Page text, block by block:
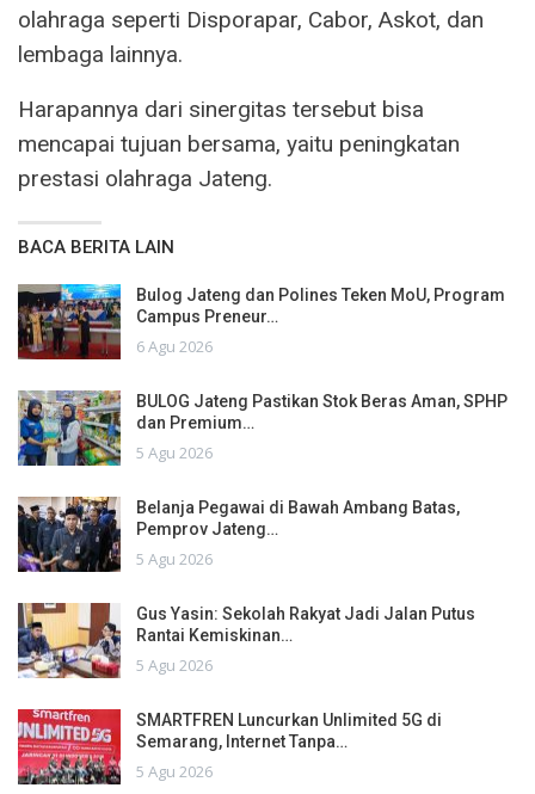
olahraga seperti Disporapar, Cabor, Askot, dan
lembaga lainnya.
Harapannya dari sinergitas tersebut bisa
mencapai tujuan bersama, yaitu peningkatan
prestasi olahraga Jateng.
BACA BERITA LAIN
Bulog Jateng dan Polines Teken MoU, Program
Campus Preneur…
6 Agu 2026
BULOG Jateng Pastikan Stok Beras Aman, SPHP
dan Premium…
5 Agu 2026
Belanja Pegawai di Bawah Ambang Batas,
Pemprov Jateng…
5 Agu 2026
Gus Yasin: Sekolah Rakyat Jadi Jalan Putus
Rantai Kemiskinan…
5 Agu 2026
SMARTFREN Luncurkan Unlimited 5G di
Semarang, Internet Tanpa…
5 Agu 2026